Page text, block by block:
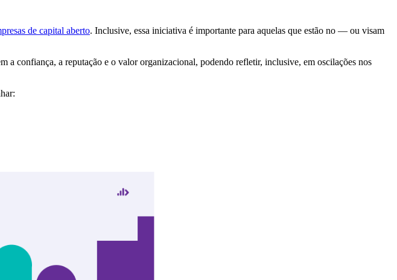
de capital aberto. Inclusive, essa iniciativa é importante para aquelas que estão no — ou visam
a confiança, a reputação e o valor organizacional, podendo refletir, inclusive, em oscilações nos